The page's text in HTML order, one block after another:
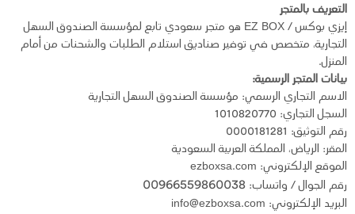
التعريف بالمتجر
إيزي بوكس / EZ BOX هو متجر سعودي تابع لمؤسسة الصندوق السهل
التجارية، متخصص في توفير صناديق استلام الطلبات والشحنات من أمام
المنزل.
بيانات المتجر الرسمية:
الاسم التجاري الرسمي: مؤسسة الصندوق السهل التجارية
السجل التجاري: 1010820770
رقم التوثيق: 0000181281
المقر: الرياض، المملكة العربية السعودية
الموقع الإلكتروني: ezboxsa.com
رقم الجوال / واتساب: 00966559860038
البريد الإلكتروني: info@ezboxsa.com